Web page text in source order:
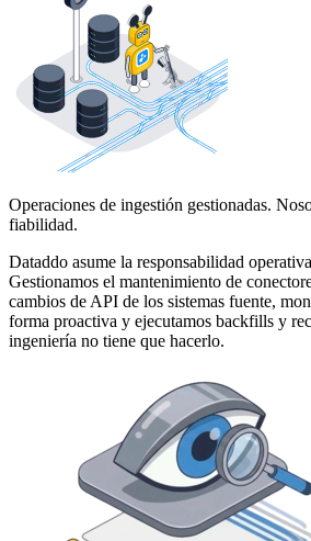
Operaciones de ingestión gestionadas.
fiabilidad.
Dataddo asume la responsabilidad
Gestionamos el mantenimiento de
cambios de API de los sistemas fuente,
forma proactiva y ejecutamos backfills y
ingeniería no tiene que hacerlo.